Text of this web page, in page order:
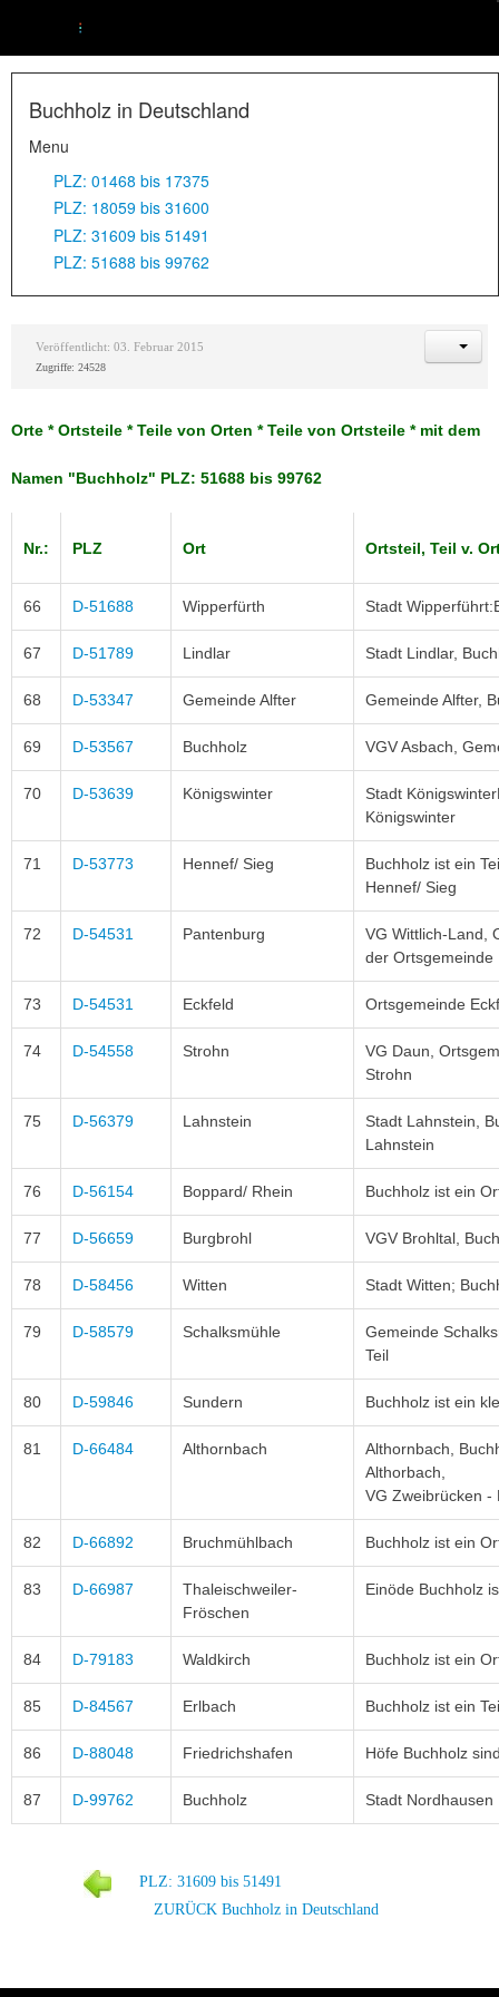
Buchholz in Deutschland
Menu
PLZ: 01468 bis 17375
PLZ: 18059 bis 31600
PLZ: 31609 bis 51491
PLZ: 51688 bis 99762
Veröffentlicht: 03. Februar 2015
Zugriffe: 24528
Orte * Ortsteile * Teile von Orten * Teile von Ortsteile * mit dem
Namen "Buchholz" PLZ: 51688 bis 99762
Nr.: PLZ Ort Ortsteil, Teil v.
66 D-51688 Wipperfürth Stadt
67 D-51789 Lindlar Stadt Lindlar,
68 D-53347 Gemeinde Alfter Gemeinde Alfter,
69 D-53567 Buchholz VGV Asbach,
70 D-53639 Königswinter
Stadt
Königswinter
71 D-53773 Hennef/ Sieg
Buchholz ist ein
Hennef/ Sieg
72 D-54531 Pantenburg
VG Wittlich-Land,
der Ortsgemeinde
73 D-54531 Eckfeld Ortsgemeinde
74 D-54558 Strohn
VG Daun,
Strohn
75 D-56379 Lahnstein
Stadt Lahnstein,
Lahnstein
76 D-56154 Boppard/ Rhein Buchholz ist ein
77 D-56659 Burgbrohl VGV Brohltal,
78 D-58456 Witten Stadt Witten;
79 D-58579 Schalksmühle
Gemeinde
Teil
80 D-59846 Sundern Buchholz ist ein
81 D-66484 Althornbach
Althornbach,
Althorbach,
VG Zweibrücken -
82 D-66892 Bruchmühlbach Buchholz ist ein
83 D-66987
Thaleischweiler-
Fröschen
Einöde Buchholz
84 D-79183 Waldkirch Buchholz ist ein
85 D-84567 Erlbach Buchholz ist ein
86 D-88048 Friedrichshafen Höfe Buchholz
87 D-99762 Buchholz Stadt Nordhausen
PLZ: 31609 bis 51491
ZURÜCK Buchholz in Deutschland